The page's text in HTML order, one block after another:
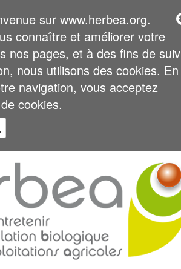
sur www.herbea.org.
connaître et améliorer votre
nos pages, et à des fins de
nous utilisons des cookies. En
navigation, vous acceptez
cookies.